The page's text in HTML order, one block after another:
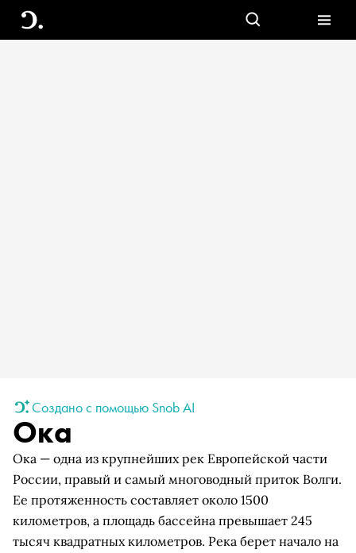
Создано с помощью Snob AI
Ока
Ока — одна из крупнейших рек Европейской части
России, правый и самый многоводный приток Волги.
Ее протяженность составляет около 1500
километров, а площадь бассейна превышает 245
тысяч квадратных километров. Река берет начало на